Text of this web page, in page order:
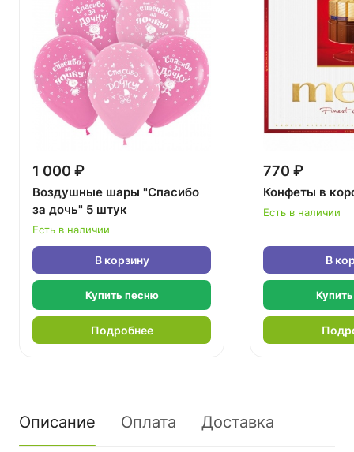
1 000 ₽
Воздушные шары "Спасибо
за дочь" 5 штук
Есть в наличии
В корзину
Купить песню
Подробнее
770 ₽
Конфеты в
Есть в наличии
В
Описание Оплата Доставка